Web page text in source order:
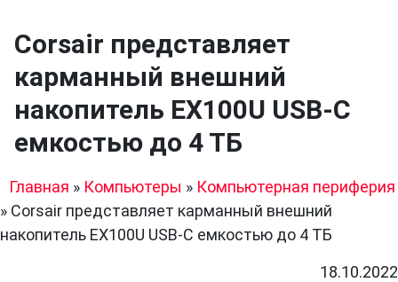
Corsair представляет
карманный внешний
накопитель EX100U USB-C
емкостью до 4 ТБ
Главная » Компьютеры » Компьютерная периферия
» Corsair представляет карманный внешний
накопитель EX100U USB-C емкостью до 4 ТБ
18.10.2022